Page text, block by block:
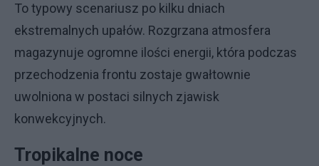
To typowy scenariusz po kilku dniach
ekstremalnych upałów. Rozgrzana atmosfera
magazynuje ogromne ilości energii, która podczas
przechodzenia frontu zostaje gwałtownie
uwolniona w postaci silnych zjawisk
konwekcyjnych.
Tropikalne noce